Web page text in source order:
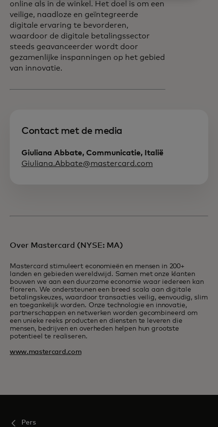
online als in de winkel. Het doel is om een
veilige, naadloze en geïntegreerde
digitale ervaring te bevorderen,
waardoor de digitale betalingssector
steeds geavanceerder wordt door
gezamenlijke inspanningen op het gebied
van innovatie.
Contact met de media
Giuliana Abbate, Communicatie, Italië
Giuliana.Abbate@mastercard.com
Over Mastercard (NYSE: MA)
Mastercard stimuleert economieën en mensen in 200+
landen en gebieden wereldwijd. Samen met onze klanten
bouwen we aan een duurzame economie waar iedereen kan
floreren. We ondersteunen een breed scala aan digitale
betalingskeuzes, waardoor transacties veilig, eenvoudig, slim
en toegankelijk worden. Onze technologie en innovatie,
partnerschappen en netwerken worden gecombineerd om
een unieke reeks producten en diensten te leveren die
mensen, bedrijven en overheden helpen hun grootste
potentieel te realiseren.
www.mastercard.com
Pers